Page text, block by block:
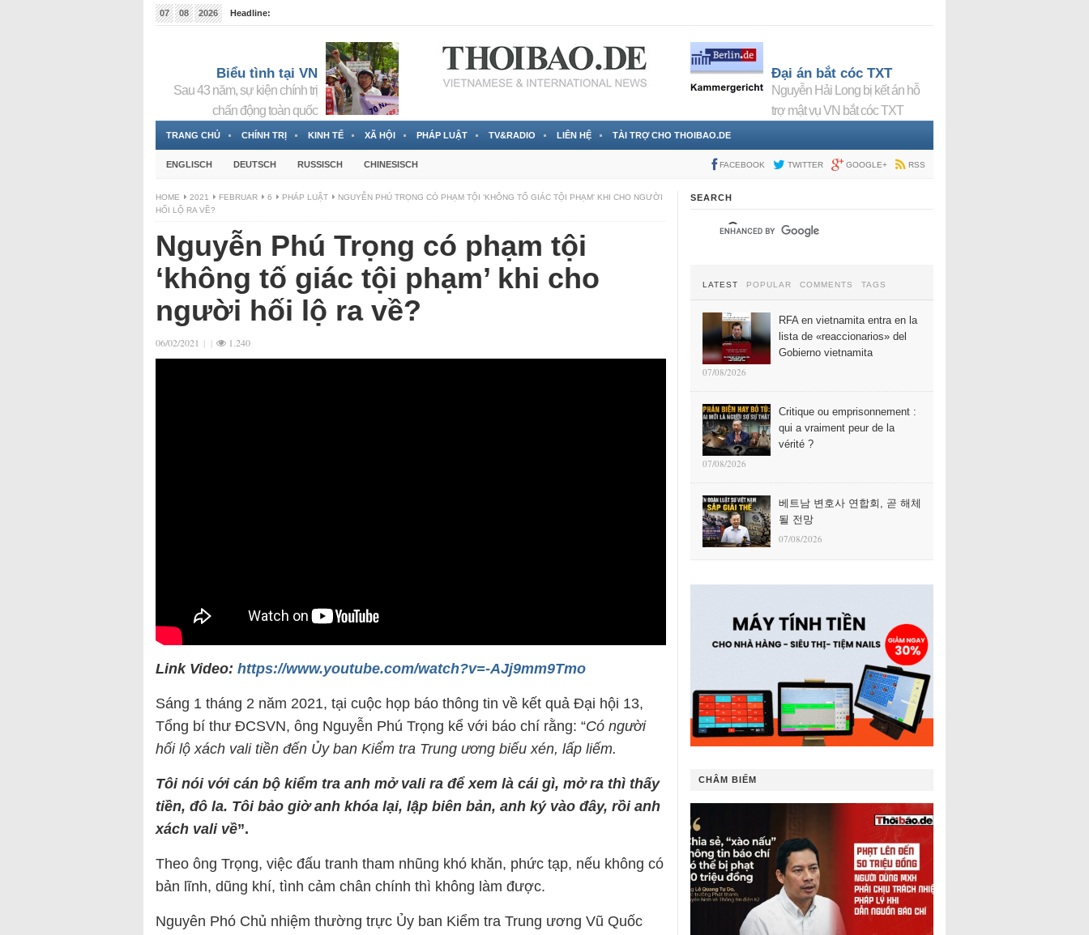
07 08 2026
Headline:
Biểu tình tại VN
Sau 43 năm, sự kiện chính trị
chấn động toàn quốc
Đại án bắt cóc TXT
Nguyễn Hải Long bị kết án hỗ
trợ mật vụ VN bắt cóc TXT
TRANG CHỦ CHÍNH TRỊ KINH TẾ XÃ HỘI PHÁP LUẬT TV&RADIO LIÊN HỆ TÀI TRỢ CHO THOIBAO.DE
ENGLISCH DEUTSCH RUSSISCH CHINESISCH FACEBOOK TWITTER GOOGLE+ RSS
HOME 2021 FEBRUAR 6 PHÁP LUẬT
NGUYỄN PHÚ TRỌNG CÓ PHẠM TỘI ‘KHÔNG TỐ GIÁC TỘI PHẠM’ KHI CHO NGƯỜI
HỐI LỘ RA VỀ?
Nguyễn Phú Trọng có phạm tội
‘không tố giác tội phạm’ khi cho
người hối lộ ra về?
06/02/2021 | | 1.240
Link Video: https://www.youtube.com/watch?v=-AJj9mm9Tmo
Sáng 1 tháng 2 năm 2021, tại cuộc họp báo thông tin về kết quả Đại hội 13,
Tổng bí thư ĐCSVN, ông Nguyễn Phú Trọng kể với báo chí rằng: “Có người
hối lộ xách vali tiền đến Ủy ban Kiểm tra Trung ương biếu xén, lấp liếm.
Tôi nói với cán bộ kiểm tra anh mở vali ra để xem là cái gì, mở ra thì thấy
tiền, đô la. Tôi bảo giờ anh khóa lại, lập biên bản, anh ký vào đây, rồi anh
xách vali về”.
Theo ông Trọng, việc đấu tranh tham nhũng khó khăn, phức tạp, nếu không có
bản lĩnh, dũng khí, tình cảm chân chính thì không làm được.
Nguyên Phó Chủ nhiệm thường trực Ủy ban Kiểm tra Trung ương Vũ Quốc
SEARCH
LATEST POPULAR COMMENTS TAGS
RFA en vietnamita entra en la
lista de «reaccionarios» del
Gobierno vietnamita
07/08/2026
Critique ou emprisonnement :
qui a vraiment peur de la
vérité ?
07/08/2026
베트남 변호사 연합회, 곧 해체
될 전망
07/08/2026
CHÂM BIẾM